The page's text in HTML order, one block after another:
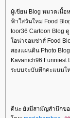
ผู้เขียน Blog หมวดเนื้อ
ฟ้าใสวันใหม่ Food
toor36 Cartoon Blog
อน่าจอมซ่าส์ Food
สองแผ่นดิน Photo
Kavanich96 Funniest
ระบบจะบันทึกคะแนนโ
ดีนะ ยังมีสามัญสำนึกข